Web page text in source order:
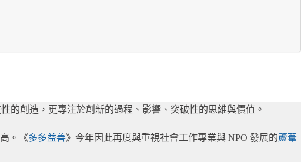
的創造，更專注於創新的過程、影響、突破性的思維與價值。
。《多多益善》今年因此再度與重視社會工作專業與 NPO 發展的蘆葦